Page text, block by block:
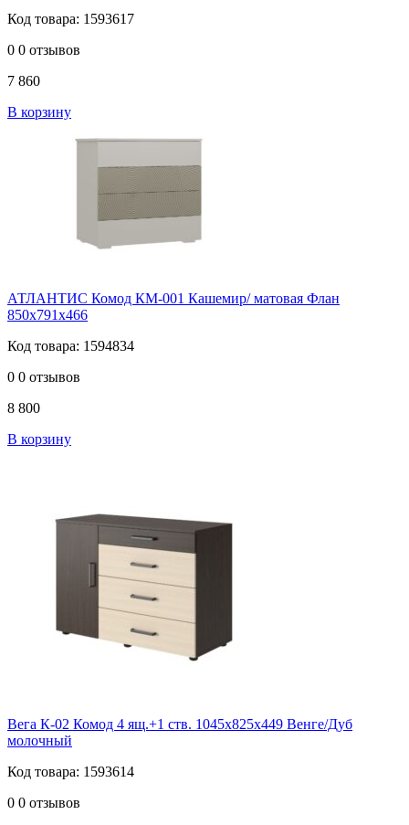
Код товара: 1593617
0 0 отзывов
7 860
В корзину
АТЛАНТИС Комод КМ-001 Кашемир/ матовая Флан
850х791х466
Код товара: 1594834
0 0 отзывов
8 800
В корзину
Вега К-02 Комод 4 ящ.+1 ств. 1045х825х449 Венге/Дуб
молочный
Код товара: 1593614
0 0 отзывов